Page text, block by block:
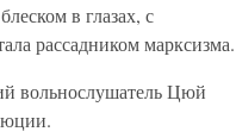
в глазах, с
рассадником марксизма.
вольнослушатель Цюй